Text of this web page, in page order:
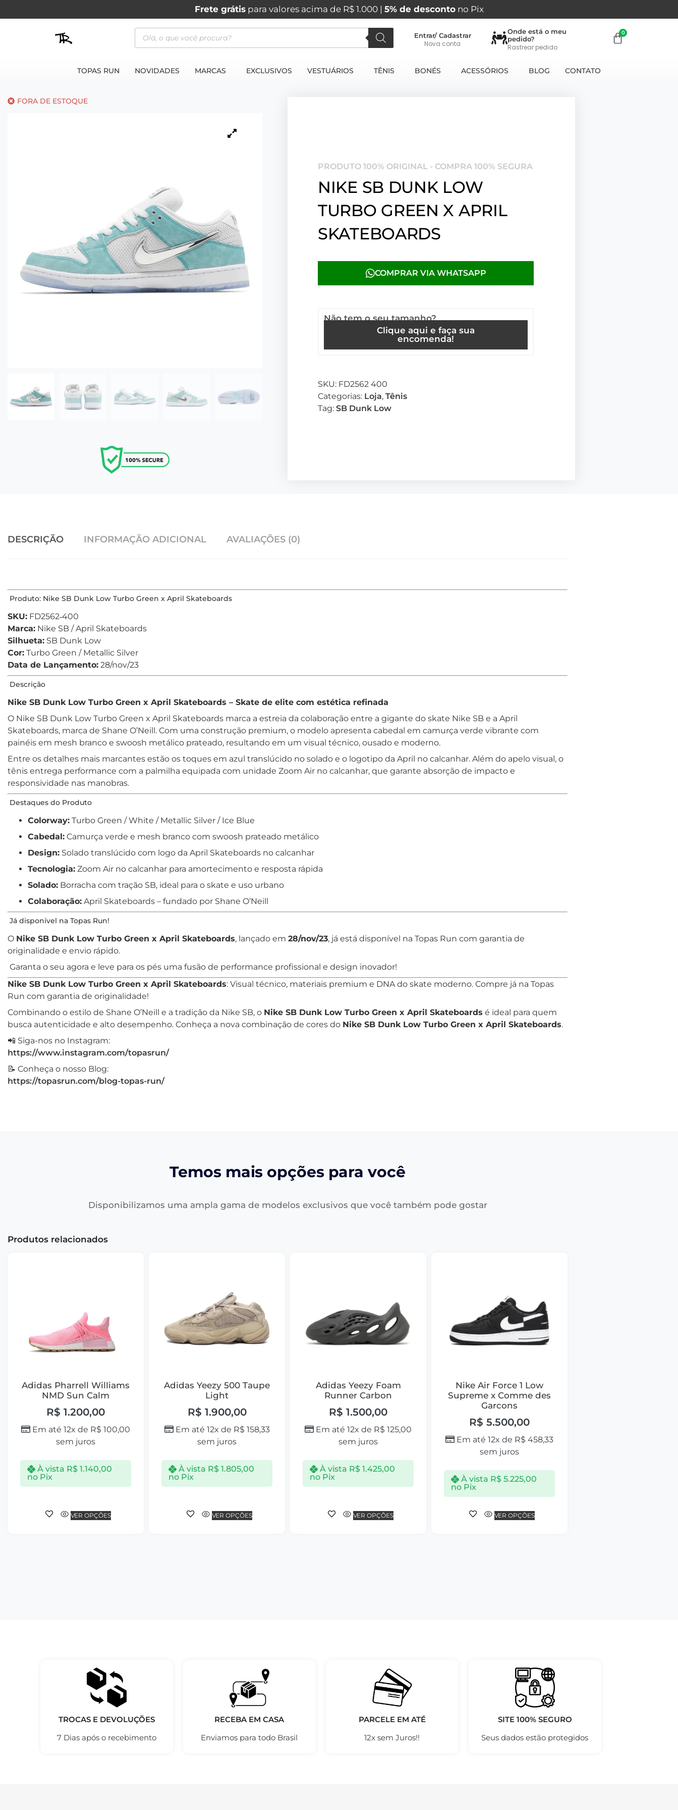
Frete grátispara valores acima de R$ 1.000 | 5% de descontono Pix
Entrar/ Cadastrar
Nova conta
Onde está o meu
pedido?
Rastrear pedido
TOPAS RUN NOVIDADES MARCAS EXCLUSIVOS VESTUÁRIOS TÊNIS BONÉS ACESSÓRIOS BLOG CONTATO
FORA DE ESTOQUE
PRODUTO 100% ORIGINAL - COMPRA 100% SEGURA
NIKE SB DUNK LOW
TURBO GREEN X APRIL
SKATEBOARDS
COMPRAR VIA WHATSAPP
Não tem o seu tamanho?
Clique aqui e faça sua
encomenda!
SKU: FD2562 400
Categorias: Loja, Tênis
Tag: SB Dunk Low
DESCRIÇÃO INFORMAÇÃO ADICIONAL AVALIAÇÕES (0)
Produto: Nike SB Dunk Low Turbo Green x April Skateboards
SKU: FD2562‑400
Marca: Nike SB / April Skateboards
Silhueta: SB Dunk Low
Cor: Turbo Green / Metallic Silver
Data de Lançamento: 28/nov/23
Descrição
Nike SB Dunk Low Turbo Green x April Skateboards – Skate de elite com estética refinada
O Nike SB Dunk Low Turbo Green x April Skateboards marca a estreia da colaboração entre a gigante do skate Nike SB e a April
Skateboards, marca de Shane O’Neill. Com uma construção premium, o modelo apresenta cabedal em camurça verde vibrante com
painéis em mesh branco e swoosh metálico prateado, resultando em um visual técnico, ousado e moderno.
Entre os detalhes mais marcantes estão os toques em azul translúcido no solado e o logotipo da April no calcanhar. Além do apelo visual, o
tênis entrega performance com a palmilha equipada com unidade Zoom Air no calcanhar, que garante absorção de impacto e
responsividade nas manobras.
Destaques do Produto
Colorway: Turbo Green / White / Metallic Silver / Ice Blue
Cabedal: Camurça verde e mesh branco com swoosh prateado metálico
Design: Solado translúcido com logo da April Skateboards no calcanhar
Tecnologia: Zoom Air no calcanhar para amortecimento e resposta rápida
Solado: Borracha com tração SB, ideal para o skate e uso urbano
Colaboração: April Skateboards – fundado por Shane O’Neill
Já disponível na Topas Run!
O Nike SB Dunk Low Turbo Green x April Skateboards, lançado em 28/nov/23, já está disponível na Topas Run com garantia de
originalidade e envio rápido.
Garanta o seu agora e leve para os pés uma fusão de performance profissional e design inovador!
Nike SB Dunk Low Turbo Green x April Skateboards: Visual técnico, materiais premium e DNA do skate moderno. Compre já na Topas
Run com garantia de originalidade!
Combinando o estilo de Shane O’Neill e a tradição da Nike SB, o Nike SB Dunk Low Turbo Green x April Skateboards é ideal para quem
busca autenticidade e alto desempenho. Conheça a nova combinação de cores do Nike SB Dunk Low Turbo Green x April Skateboards.
📲 Siga-nos no Instagram:
https://www.instagram.com/topasrun/
📝 Conheça o nosso Blog:
https://topasrun.com/blog-topas-run/
Temos mais opções para você
Disponibilizamos uma ampla gama de modelos exclusivos que você também pode gostar
Produtos relacionados
Adidas Pharrell Williams
NMD Sun Calm
R$ 1.200,00
Em até 12x de R$ 100,00
sem juros
À vista R$1.140,00
no Pix
VER OPÇÕES
Adidas Yeezy 500 Taupe
Light
R$ 1.900,00
Em até 12x de R$ 158,33
sem juros
À vista R$1.805,00
no Pix
VER OPÇÕES
Adidas Yeezy Foam
Runner Carbon
R$ 1.500,00
Em até 12x de R$ 125,00
sem juros
À vista R$1.425,00
no Pix
VER OPÇÕES
Nike Air Force 1 Low
Supreme x Comme des
Garcons
R$ 5.500,00
Em até 12x de R$ 458,33
sem juros
À vista R$5.225,00
no Pix
VER OPÇÕES
TROCAS E DEVOLUÇÕES
7 Dias após o recebimento
RECEBA EM CASA
Enviamos para todo Brasil
PARCELE EM ATÉ
12x sem Juros!!
SITE 100% SEGURO
Seus dados estão protegidos